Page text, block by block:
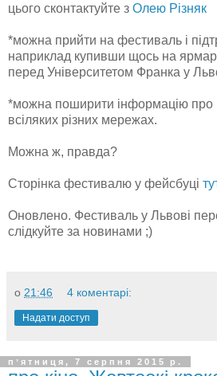
цього сконтактуйте з Олею Різняк
*можна прийти на фестиваль і
наприклад купивши щось на
перед Університетом Франка у
*можна поширити інформацію про
всіляких різних мережах.
Можна ж, правда?
Сторінка фестивалю у фейсбуці
Оновлено. Фестиваль у Львові
слідкуйте за новинами ;)
о 21:46 4 коментарі:
Надати доступ
пʼятниця, 7 серпня 2015 р.